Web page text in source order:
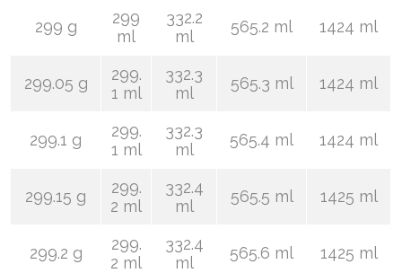
299 g
299
ml
332.2
ml
565.2 ml 1424 ml
299.05 g
299.
1 ml
332.3
ml
565.3 ml 1424 ml
299.1 g
299.
1 ml
332.3
ml
565.4 ml 1424 ml
299.15 g
299.
2 ml
332.4
ml
565.5 ml 1425 ml
299.2 g
299.
2 ml
332.4
ml
565.6 ml 1425 ml